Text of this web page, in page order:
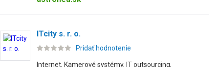
ITcity s. r. o.
Pridať hodnotenie
Internet, Kamerové systémy, IT outsourcing,